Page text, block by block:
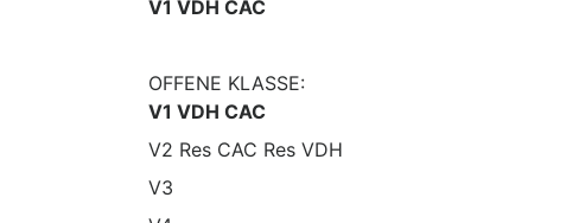
V1 VDH CAC
OFFENE KLASSE:
V1 VDH CAC
V2 Res CAC Res VDH
V3